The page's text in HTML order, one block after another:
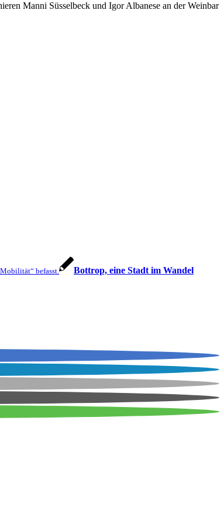
Manni Süsselbeck und Igor Albanese an der Weinbar
befasst. Bottrop, eine Stadt im Wandel